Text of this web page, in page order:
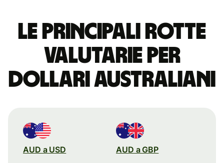
Le principali rotte
valutarie per
dollari australiani
AUD a USD AUD a GBP